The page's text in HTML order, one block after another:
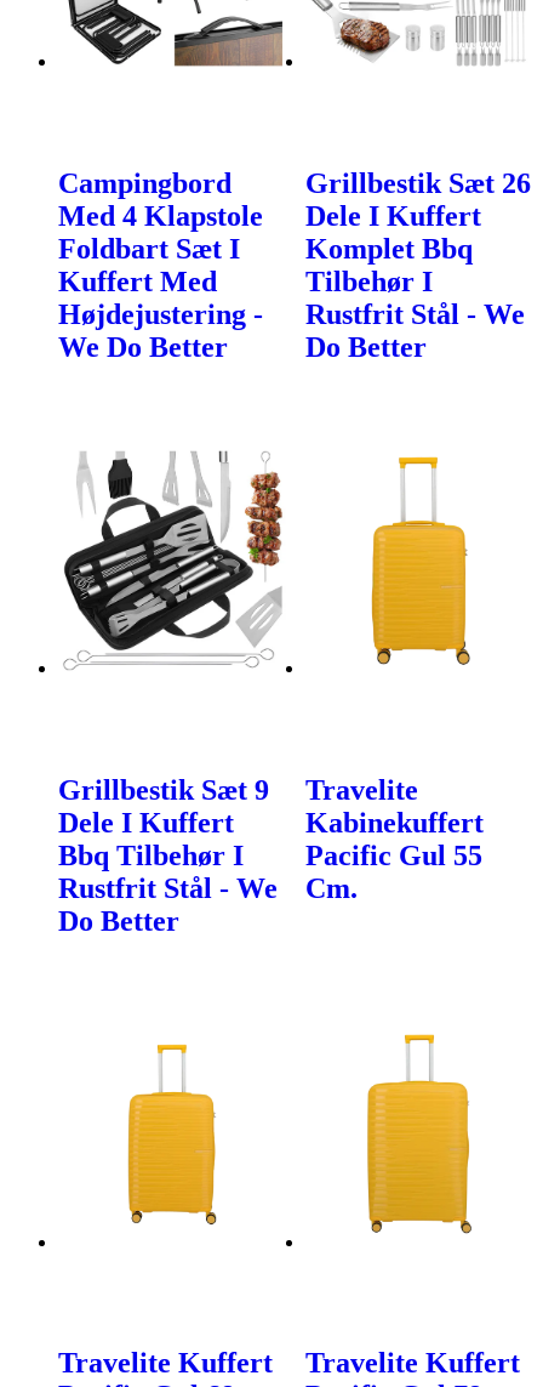
Campingbord
Med 4 Klapstole
Foldbart Sæt I
Kuffert Med
Højdejustering -
We Do Better
Grillbestik Sæt 26
Dele I Kuffert
Komplet Bbq
Tilbehør I
Rustfrit Stål - We
Do Better
Grillbestik Sæt 9
Dele I Kuffert
Bbq Tilbehør I
Rustfrit Stål - We
Do Better
Travelite
Kabinekuffert
Pacific Gul 55
Cm.
Travelite Kuffert
Travelite Kuffert